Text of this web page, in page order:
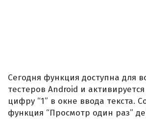
Сегодня функция доступна для
тестеров Android и
цифру “1” в окне ввода текста.
функция “Просмотр один раз”